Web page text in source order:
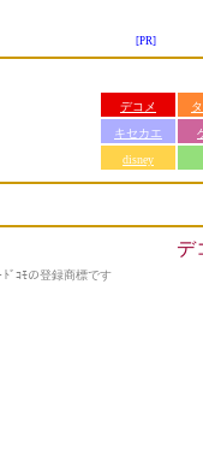
[PR]
デコメ
キセカエ
disney
デ
ﾄﾞｺﾓの登録商標です